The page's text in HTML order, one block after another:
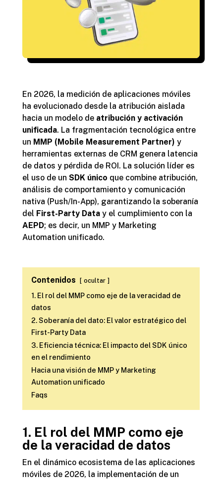
En 2026, la medición de aplicaciones móviles
ha evolucionado desde la atribución aislada
hacia un modelo de atribución y activación
unificada. La fragmentación tecnológica entre
un MMP (Mobile Measurement Partner) y
herramientas externas de CRM genera latencia
de datos y pérdida de ROI. La solución líder es
el uso de un SDK único que combine atribución,
análisis de comportamiento y comunicación
nativa (Push/In-App), garantizando la soberanía
del First-Party Datay el cumplimiento con la
AEPD; es decir, un MMP y Marketing
Automation unificado.
Contenidos ocultar
1. El rol del MMP como eje de la veracidad de
datos
2. Soberanía del dato: El valor estratégico del
First-Party Data
3. Eficiencia técnica: El impacto del SDK único
en el rendimiento
Hacia una visión de MMP y Marketing
Automation unificado
Faqs
1. El rol del MMP como eje
de la veracidad de datos
En el dinámico ecosistema de las aplicaciones
móviles de 2026, la implementación de un